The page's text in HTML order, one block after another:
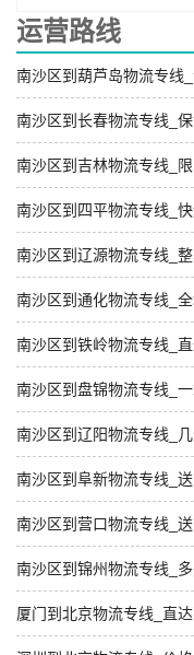
运营路线
南沙区到葫芦岛物流专线
南沙区到长春物流专线_保
南沙区到吉林物流专线_限
南沙区到四平物流专线_快
南沙区到辽源物流专线_整
南沙区到通化物流专线_全
南沙区到铁岭物流专线_直
南沙区到盘锦物流专线_一
南沙区到辽阳物流专线_几
南沙区到阜新物流专线_送
南沙区到营口物流专线_送
南沙区到锦州物流专线_多
厦门到北京物流专线_直